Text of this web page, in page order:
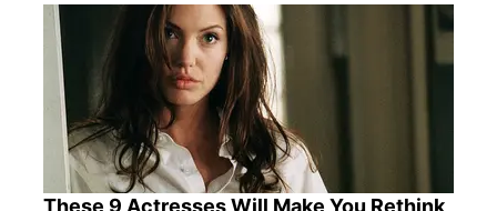
These 9 Actresses Will Make You Rethink